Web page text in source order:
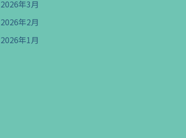
2026年3月
2026年2月
2026年1月